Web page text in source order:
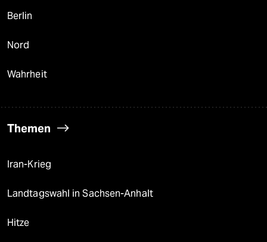
Berlin
Nord
Wahrheit
Themen
Iran-Krieg
Landtagswahl in Sachsen-Anhalt
Hitze